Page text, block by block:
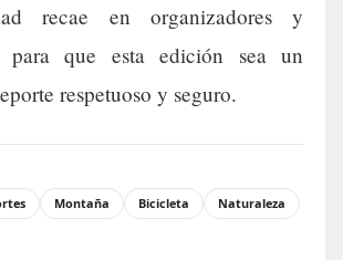
recae en organizadores y
para que esta edición sea un
respetuoso y seguro.
Montaña Bicicleta
Naturaleza